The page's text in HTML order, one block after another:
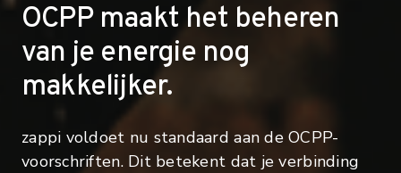
OCPP maakt het beheren
van je energie nog
makkelijker.
zappi voldoet nu standaard aan de OCPP-
voorschriften. Dit betekent dat je verbinding